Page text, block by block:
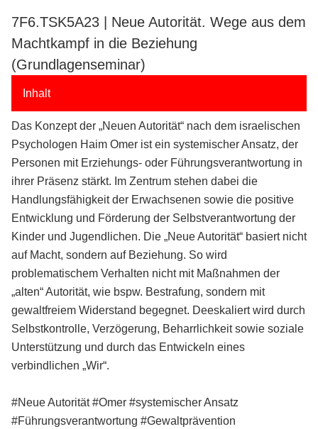
7F6.TSK5A23 | Neue Autorität. Wege aus dem
Machtkampf in die Beziehung
(Grundlagenseminar)
Inhalt
Das Konzept der „Neuen Autorität“ nach dem israelischen
Psychologen Haim Omer ist ein systemischer Ansatz, der
Personen mit Erziehungs- oder Führungsverantwortung in
ihrer Präsenz stärkt. Im Zentrum stehen dabei die
Handlungsfähigkeit der Erwachsenen sowie die positive
Entwicklung und Förderung der Selbstverantwortung der
Kinder und Jugendlichen. Die „Neue Autorität“ basiert nicht
auf Macht, sondern auf Beziehung. So wird
problematischem Verhalten nicht mit Maßnahmen der
„alten“ Autorität, wie bspw. Bestrafung, sondern mit
gewaltfreiem Widerstand begegnet. Deeskaliert wird durch
Selbstkontrolle, Verzögerung, Beharrlichkeit sowie soziale
Unterstützung und durch das Entwickeln eines
verbindlichen „Wir“.
#Neue Autorität #Omer #systemischer Ansatz
#Führungsverantwortung #Gewaltprävention